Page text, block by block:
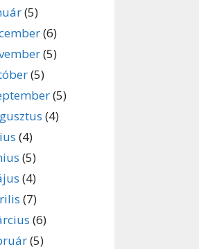
(5)
(6)
(5)
(5)
(5)
(4)
(4)
(5)
(4)
(7)
(6)
(5)